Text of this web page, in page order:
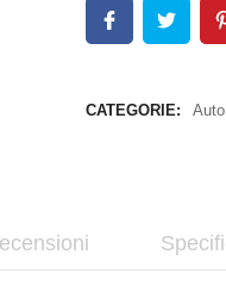
CATEGORIE: